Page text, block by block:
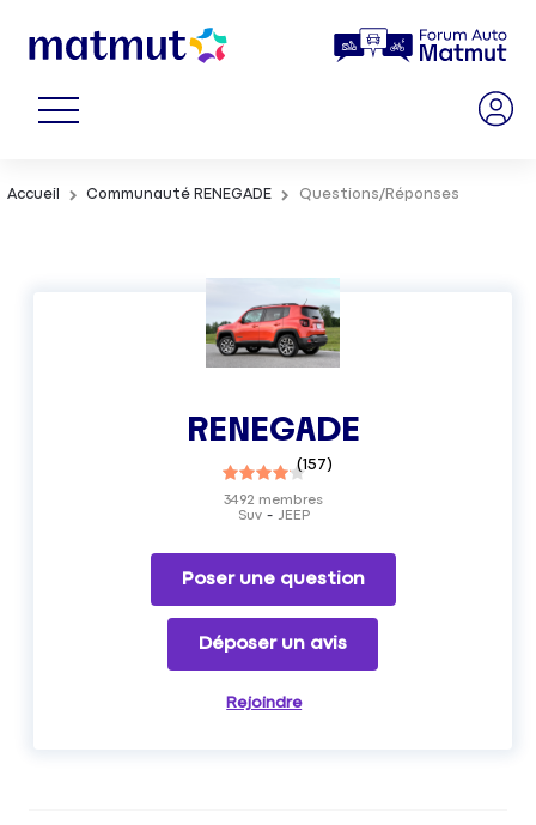
Accueil Communauté RENEGADE Questions/Réponses
RENEGADE
(157)
Suv JEEP
3492 membres
Poser une question
Déposer un avis
Rejoindre